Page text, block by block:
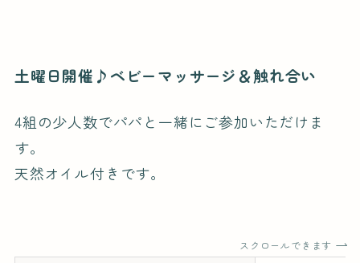
土曜日開催♪ベビーマッサージ＆触れ合い
4組の少人数でパパと一緒にご参加いただけま
す。
天然オイル付きです。
スクロールできます